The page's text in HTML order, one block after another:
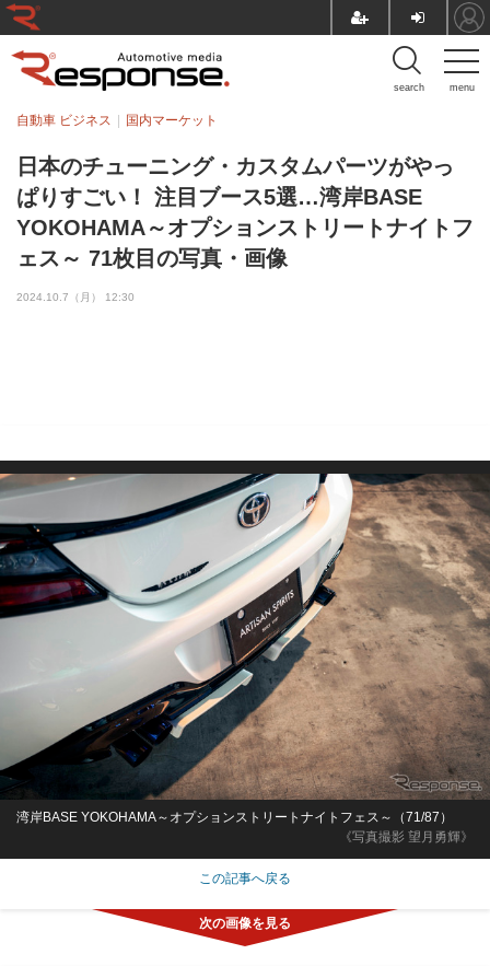
menu
search
日本のチューニング・カスタムパーツがやっ
ぱりすごい！ 注目ブース5選…湾岸BASE
YOKOHAMA～オプションストリートナイトフ
ェス～ 71枚目の写真・画像
自動車 ビジネス 国内マーケット
2024.10.7（月） 12:30
《写真撮影 望月勇輝》
湾岸BASE YOKOHAMA～オプションストリートナイトフェス～（71/87）
この記事へ戻る